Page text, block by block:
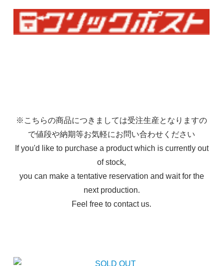
※こちらの商品につきましては受注生産となりますの
で値段や納期等お気軽にお問い合わせください
If you'd like to purchase a product which is currently out
of stock,
you can make a tentative reservation and wait for the
next production.
Feel free to contact us.